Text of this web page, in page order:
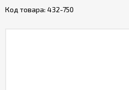
Код товара: 432-750